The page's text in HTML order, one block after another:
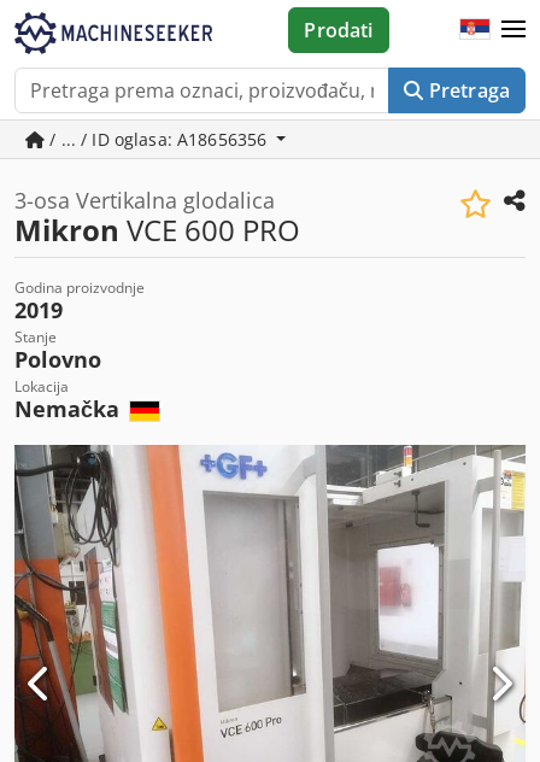
Pretraga
Prodati
/ ... / ID oglasa: A18656356
3-osa Vertikalna glodalica
Mikron VCE 600 PRO
Godina proizvodnje
2019
Stanje
Polovno
Lokacija
Nemačka